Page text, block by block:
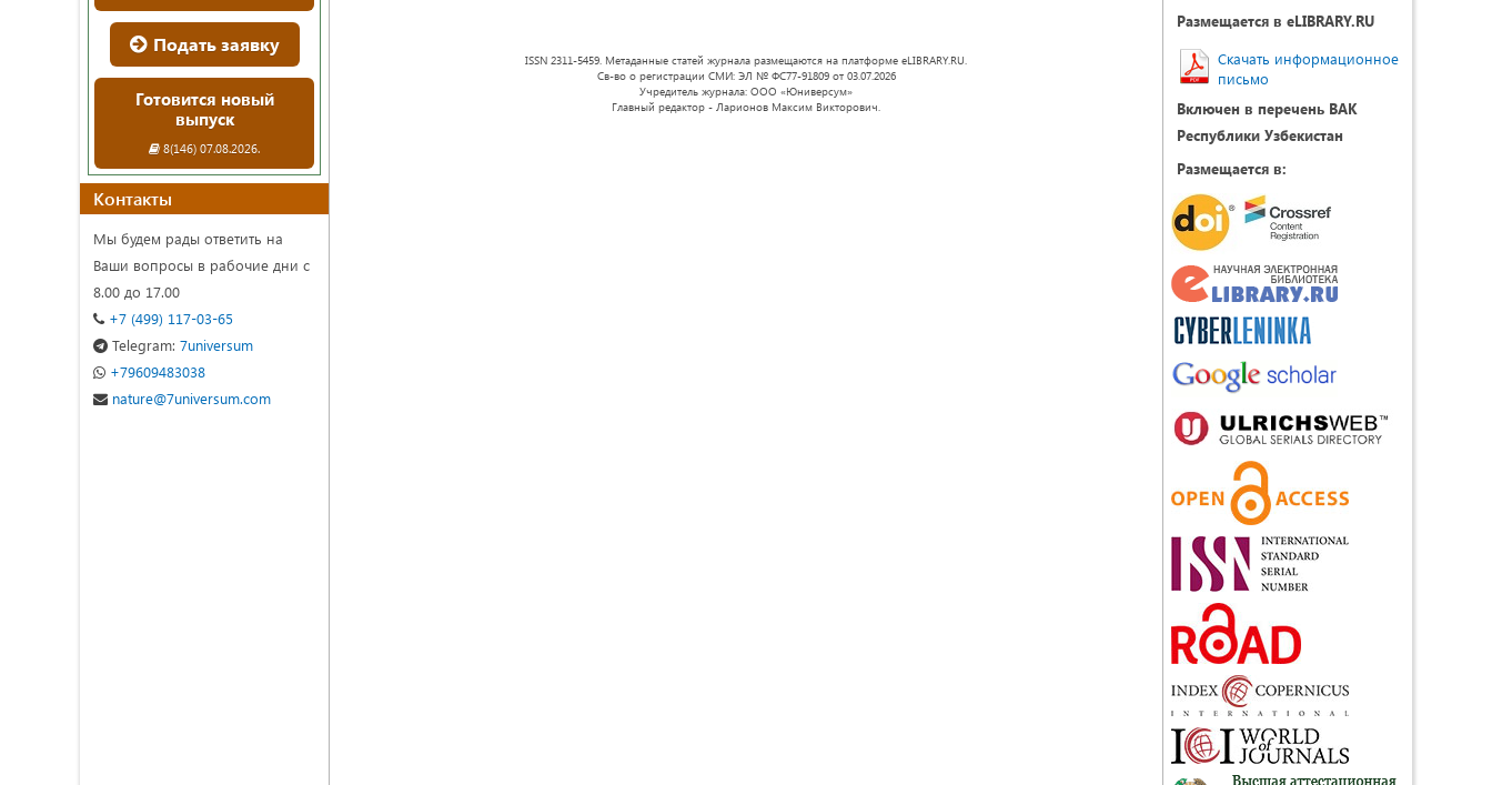
ISSN 2311-5459. Метаданные статей журнала размещаются на платформе eLIBRARY.RU.
Св-во о регистрации СМИ: ЭЛ № ФС77-91809 от 03.07.2026
Учредитель журнала: ООО «Юниверсум»
Главный редактор - Ларионов Максим Викторович.
Подать заявку
Готовится новый
выпуск
8(146) 07.08.2026.
Контакты
Мы будем рады ответить на
Ваши вопросы в рабочие дни с
8.00 до 17.00
+7 (499) 117-03-65
Telegram: 7universum
+79609483038
nature@7universum.com
Размещается в eLIBRARY.RU
Скачать информационное
письмо
Включен в перечень ВАК
Республики Узбекистан
Размещается в: